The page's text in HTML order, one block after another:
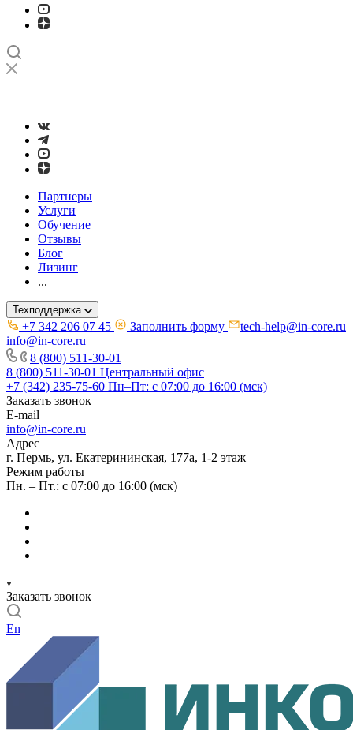
Партнеры
Услуги
Обучение
Отзывы
Блог
Лизинг
...
Техподдержка
+7 342 206 07 45 Заполнить форму
tech-help@in-core.ru
info@in-core.ru
8 (800) 511-30-01
8 (800) 511-30-01 Центральный офис
+7 (342) 235-75-60 Пн–Пт: с 07:00 до 16:00 (мск)
Заказать звонок
E-mail
info@in-core.ru
Адрес
г. Пермь, ул. ​Екатерининская, 177а, ​1-2 этаж
Режим работы
Пн. – Пт.: с 07:00 до 16:00 (мск)
Заказать звонок
En